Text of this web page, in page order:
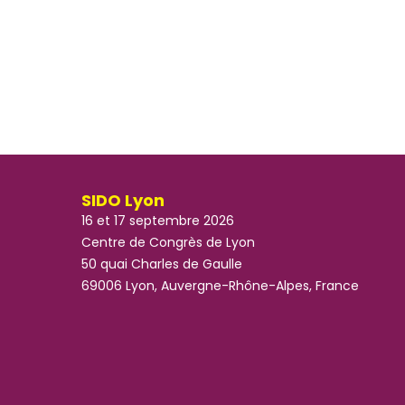
SIDO Lyon
16 et 17 septembre 2026
Centre de Congrès de Lyon
50 quai Charles de Gaulle
69006 Lyon, Auvergne-Rhône-Alpes, France